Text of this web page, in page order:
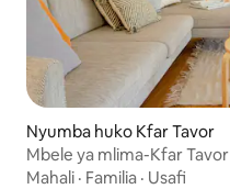
Nyumba huko Kfar Tavor
Mbele ya mlima-Kfar Tavor
Mahali · Familia · Usafi